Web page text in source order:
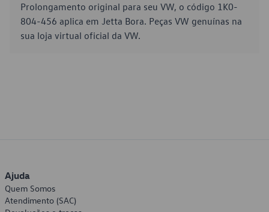
Prolongamento original para seu VW, o código 1K0-
804-456 aplica em Jetta Bora. Peças VW genuínas na
sua loja virtual oficial da VW.
Ajuda
Quem Somos
Atendimento (SAC)